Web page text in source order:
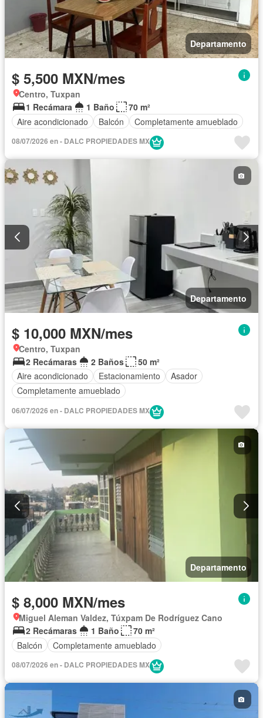
Departamento
$ 5,500 MXN/mes
Centro, Tuxpan
1 Recámara
1 Baño
70 m²
Aire acondicionado
Balcón Completamente amueblado
08/07/2026 en - DALC PROPIEDADES MX
Departamento
$ 10,000 MXN/mes
Centro, Tuxpan
2 Recámaras
2 Baños
50 m²
Aire acondicionado
Estacionamiento
Asador
Completamente amueblado
06/07/2026 en - DALC PROPIEDADES MX
Departamento
$ 8,000 MXN/mes
Miguel Aleman Valdez, Túxpam De Rodríguez Cano
2 Recámaras
1 Baño
70 m²
Balcón
Completamente amueblado
08/07/2026 en - DALC PROPIEDADES MX